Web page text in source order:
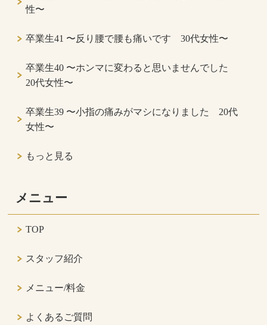
性〜
卒業生41 〜反り腰で腰も痛いです 30代女性〜
卒業生40 〜ホンマに変わると思いませんでした
20代女性〜
卒業生39 〜小指の痛みがマシになりました 20代
女性〜
もっと見る
メニュー
TOP
スタッフ紹介
メニュー/料金
よくあるご質問